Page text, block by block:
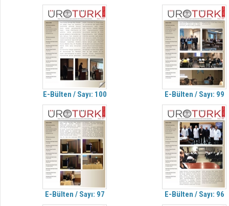
E-Bülten / Sayı: 100 E-Bülten / Sayı: 99
E-Bülten / Sayı: 97 E-Bülten / Sayı: 96